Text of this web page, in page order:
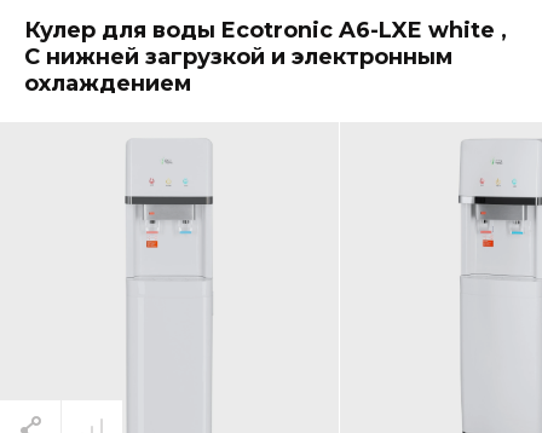
Кулер для воды Ecotronic A6-LXE white ,
С нижней загрузкой и электронным
охлаждением